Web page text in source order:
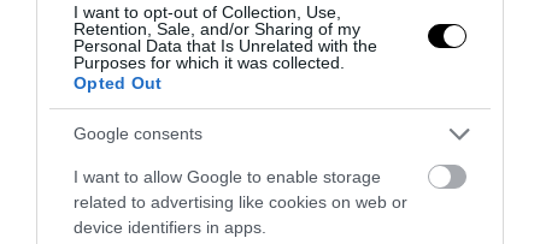
I want to opt-out of Collection, Use,
Retention, Sale, and/or Sharing of my
Personal Data that Is Unrelated with the
Purposes for which it was collected.
Opted Out
Google consents
I want to allow Google to enable storage
related to advertising like cookies on web or
device identifiers in apps.
Ν.Τραμπ σε αστροναύτες Artemis II:
«Γράψατε ιστορία και κάνατε όλη την
Αμερική πραγματικά περήφανη»
07.04.2026 | 10:09